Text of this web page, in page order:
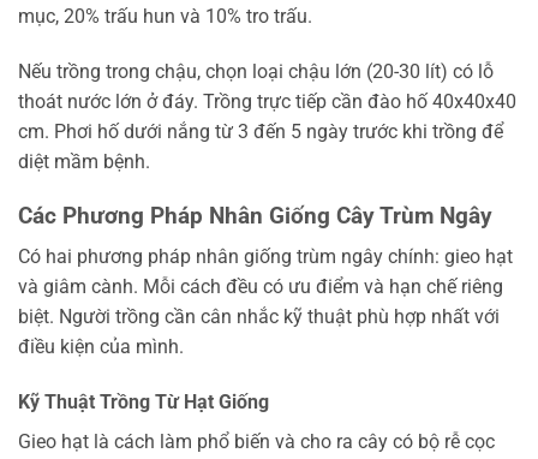
mục, 20% trấu hun và 10% tro trấu.
Nếu trồng trong chậu, chọn loại chậu lớn (20-30 lít) có lỗ
thoát nước lớn ở đáy. Trồng trực tiếp cần đào hố 40x40x40
cm. Phơi hố dưới nắng từ 3 đến 5 ngày trước khi trồng để
diệt mầm bệnh.
Các Phương Pháp Nhân Giống Cây Trùm Ngây
Có hai phương pháp nhân giống trùm ngây chính: gieo hạt
và giâm cành. Mỗi cách đều có ưu điểm và hạn chế riêng
biệt. Người trồng cần cân nhắc kỹ thuật phù hợp nhất với
điều kiện của mình.
Kỹ Thuật Trồng Từ Hạt Giống
Gieo hạt là cách làm phổ biến và cho ra cây có bộ rễ cọc